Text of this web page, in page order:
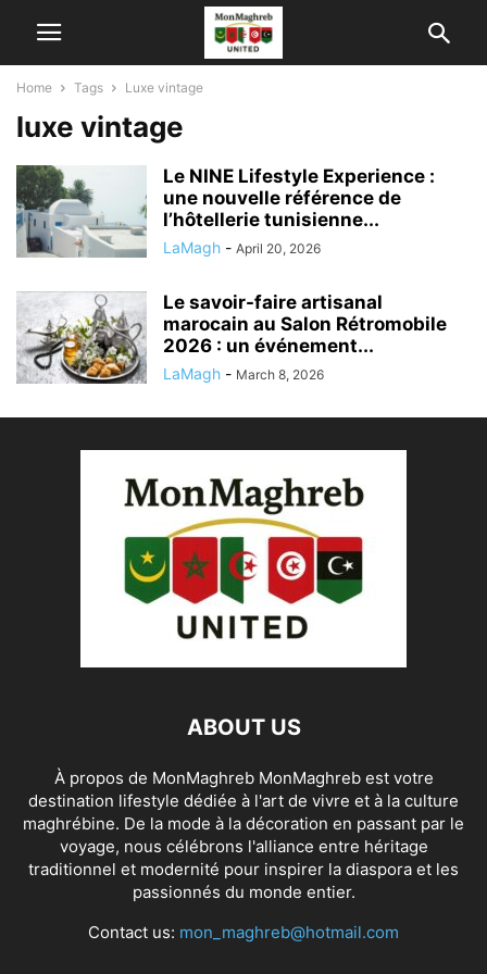
Home Tags Luxe vintage
luxe vintage
Le NINE Lifestyle Experience :
une nouvelle référence de
l’hôtellerie tunisienne...
LaMagh - April 20, 2026
Le savoir-faire artisanal
marocain au Salon Rétromobile
2026 : un événement...
LaMagh - March 8, 2026
ABOUT US
À propos de MonMaghreb MonMaghreb est votre
destination lifestyle dédiée à l'art de vivre et à la culture
maghrébine. De la mode à la décoration en passant par le
voyage, nous célébrons l'alliance entre héritage
traditionnel et modernité pour inspirer la diaspora et les
passionnés du monde entier.
Contact us: mon_maghreb@hotmail.com